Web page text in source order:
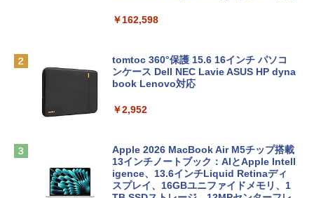
￥162,598
tomtoc 360°保護 15.6 16インチ パソコ
ンケース Dell NEC Lavie ASUS HP dyna
book Lenovo対応
￥2,952
Apple 2026 MacBook Air M5チップ搭載
13インチノートブック：AIとApple Intell
igence、13.6インチLiquid Retinaディ
スプレイ、16GBユニファイドメモリ、1